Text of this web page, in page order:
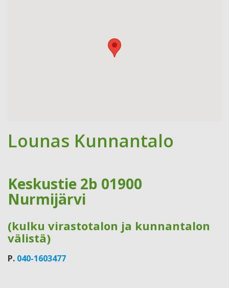
Lounas Kunnantalo
Keskustie 2b 01900
Nurmijärvi
(kulku virastotalon ja kunnantalon
välistä)
P. 040-1603477